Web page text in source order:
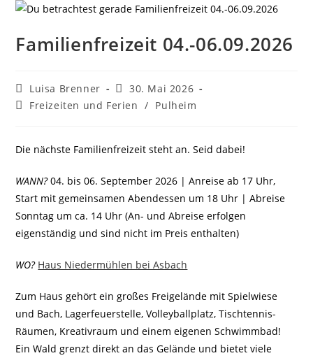
Familienfreizeit 04.-06.09.2026
Beitrags-
Autor:
Luisa Brenner
Beitrag
veröffentlicht:
30. Mai 2026
Beitrags-
Freizeiten und Ferien / Pulheim
Die nächste Familienfreizeit steht an. Seid dabei!
WANN?04. bis 06. September 2026 | Anreise ab 17 Uhr,
Start mit gemeinsamen Abendessen um 18 Uhr | Abreise
Sonntag um ca. 14 Uhr (An- und Abreise erfolgen
eigenständig und sind nicht im Preis enthalten)
WO? Haus Niedermühlen bei Asbach
Zum Haus gehört ein großes Freigelände mit Spielwiese
und Bach, Lagerfeuerstelle, Volleyballplatz, Tischtennis-
Räumen, Kreativraum und einem eigenen Schwimmbad!
Ein Wald grenzt direkt an das Gelände und bietet viele